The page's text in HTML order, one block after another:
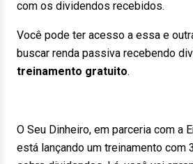
com os dividendos recebidos.
Você pode ter acesso a essa e
buscar renda passiva recebendo
treinamento gratuito.
O Seu Dinheiro, em parceria com a
está lançando um treinamento com